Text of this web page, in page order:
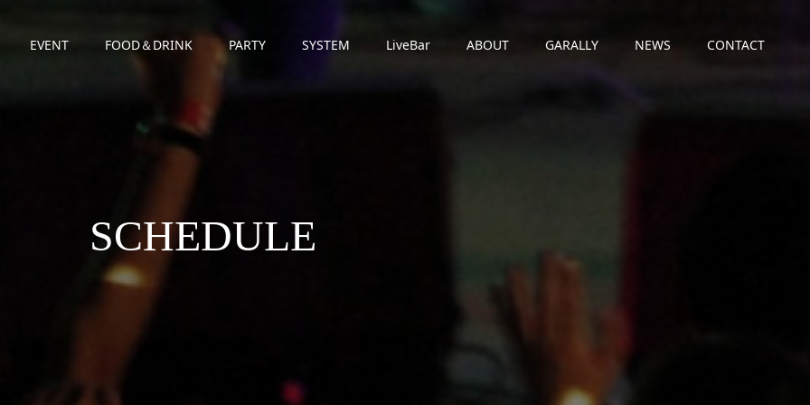
EVENT FOOD＆DRINK PARTY SYSTEM LiveBar ABOUT GARALLY NEWS CONTACT
SCHEDULE